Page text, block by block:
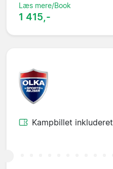
Læs mere/Book
1 415,-
Kampbillet inkluderet